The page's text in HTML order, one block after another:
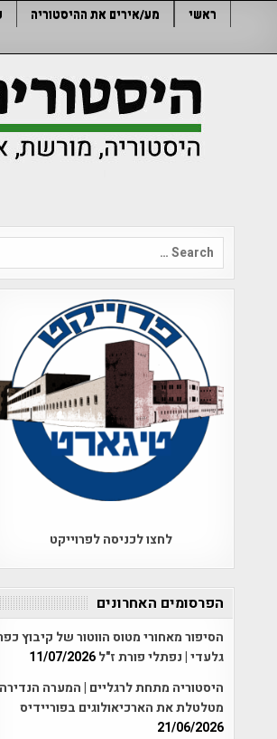
ראשי מע/אירים את ההיסטוריה
Search
for:
לחצו לכניסה לפרוייקט
הפרסומים האחרונים
הסיפור מאחורי מטוס הווטור של קיבוץ
גלעדי | נפתלי פורת ז"ל11/07/2026
היסטוריה מתחת לרגליים | המערה הנדירה
מטלטלת את הארכיאולוגים בפוריידיס
21/06/2026